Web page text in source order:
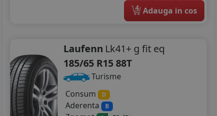
4 Adauga in cos
Laufenn Lk41+ g fit eq
185/65 R15 88T
Turisme
Consum
D
Aderenta B